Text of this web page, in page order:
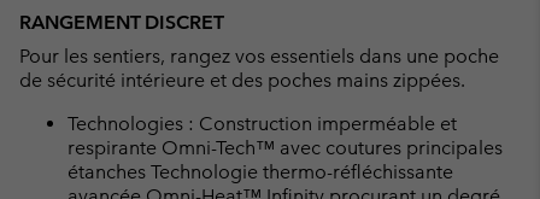
RANGEMENT DISCRET
Pour les sentiers, rangez vos essentiels dans une poche
de sécurité intérieure et des poches mains zippées.
Technologies : Construction imperméable et
respirante Omni-Tech™ avec coutures principales
étanches Technologie thermo-réfléchissante